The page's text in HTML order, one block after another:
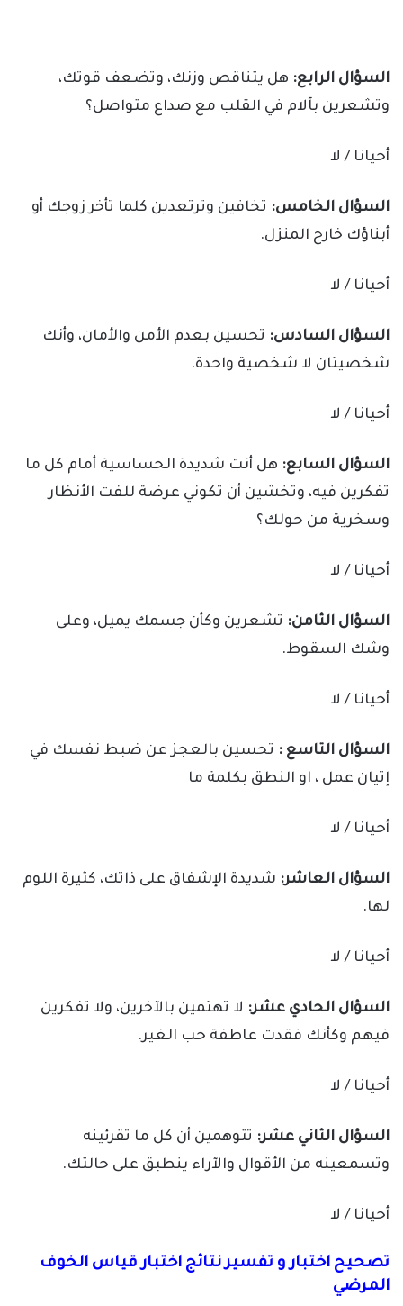
السؤال الرابع: هل يتناقص وزنك، وتضعف قوتك،
وتشعرين بآلام في القلب مع صداع متواصل؟
أحيانا / لا
السؤال الخامس: تخافين وترتعدين كلما تأخر زوجك أو
أبناؤك خارج المنزل.
أحيانا / لا
السؤال السادس: تحسين بعدم الأمن والأمان، وأنك
شخصيتان لا شخصية واحدة.
أحيانا / لا
السؤال السابع: هل أنت شديدة الحساسية أمام كل ما
تفكرين فيه، وتخشين أن تكوني عرضة للفت الأنظار
وسخرية من حولك؟
أحيانا / لا
السؤال الثامن: تشعرين وكأن جسمك يميل، وعلى
وشك السقوط.
أحيانا / لا
السؤال التاسع : تحسين بالعجز عن ضبط نفسك في
إتيان عمل ، او النطق بكلمة ما
أحيانا / لا
السؤال العاشر: شديدة الإشفاق على ذاتك، كثيرة اللوم
لها.
أحيانا / لا
السؤال الحادي عشر: لا تهتمين بالآخرين، ولا تفكرين
فيهم وكأنك فقدت عاطفة حب الغير.
أحيانا / لا
السؤال الثاني عشر: تتوهمين أن كل ما تقرئينه
وتسمعينه من الأقوال والآراء ينطبق على حالتك.
أحيانا / لا
تصحيح اختبار و تفسير نتائج اختبار قياس الخوف
المرضي